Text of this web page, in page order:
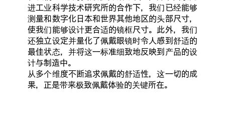
进工业科学技术研究所的合作下，我们已经能够
测量和数字化日本和世界其他地区的头部尺寸，
使我们能够设计更合适的镜框尺寸。此外，我们
还独立设定并量化了佩戴眼镜时令人感到舒适的
最佳状态，并将这一标准细致地反映到产品的设
计与制造中。
从多个维度不断追求佩戴的舒适性，这一切的成
果，正是带来极致佩戴体验的关键所在。